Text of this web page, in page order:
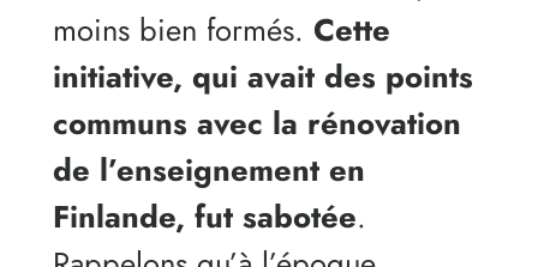
moins bien formés. Cette
initiative, qui avait des points
communs avec la rénovation
de l’enseignement en
Finlande, fut sabotée.